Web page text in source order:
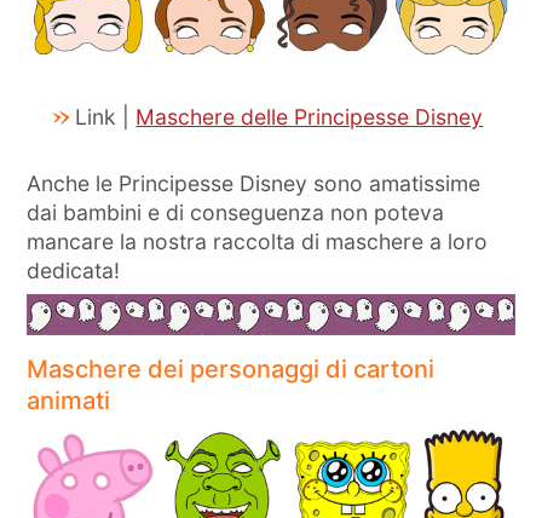
Link | Maschere delle Principesse Disney
Anche le Principesse Disney sono amatissime
dai bambini e di conseguenza non poteva
mancare la nostra raccolta di maschere a loro
dedicata!
Maschere dei personaggi di cartoni
animati